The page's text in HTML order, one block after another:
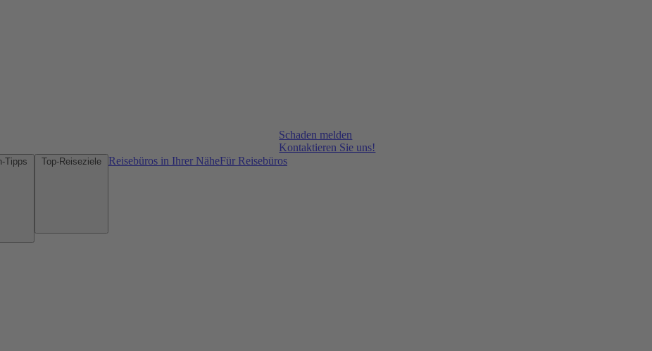
Schaden melden
Kontaktieren Sie uns!
Reisebüros in Ihrer NäheFür Reisebüros